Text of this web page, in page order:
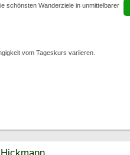
schönsten Wanderziele in unmittelbarer
vom Tageskurs variieren.